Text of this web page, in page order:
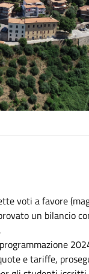
voti a favore
un bilancio
e tariffe,